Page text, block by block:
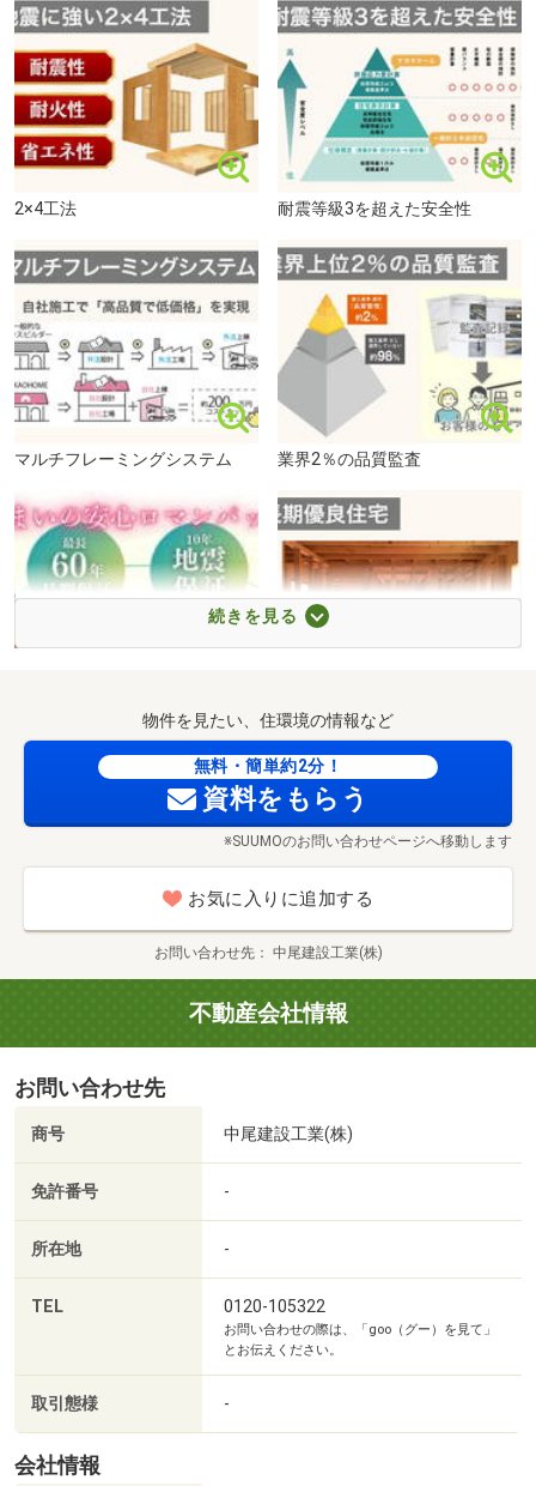
ウエルシア安城桜井町店まで300m
リョウこどもアレルギークリニックまで400m
安城更生病院まで3600m 車6分
桜西公園まで93m
2×4工法 耐震等級3を超えた安全性
マルチフレーミングシステム 業界2％の品質監査
充実した保証制度 長期優良住宅
続きを見る
物件を見たい、住環境の情報など
無料・簡単約2分！
資料をもらう
※SUUMOのお問い合わせページへ移動します
お気に入りに追加する
お問い合わせ先 中尾建設工業(株)
不動産会社情報
お問い合わせ先
商号 中尾建設工業(株)
免許番号 -
所在地 -
TEL 0120-105322
お問い合わせの際は、「goo（グー）を見て」
とお伝えください。
取引態様 -
会社情報